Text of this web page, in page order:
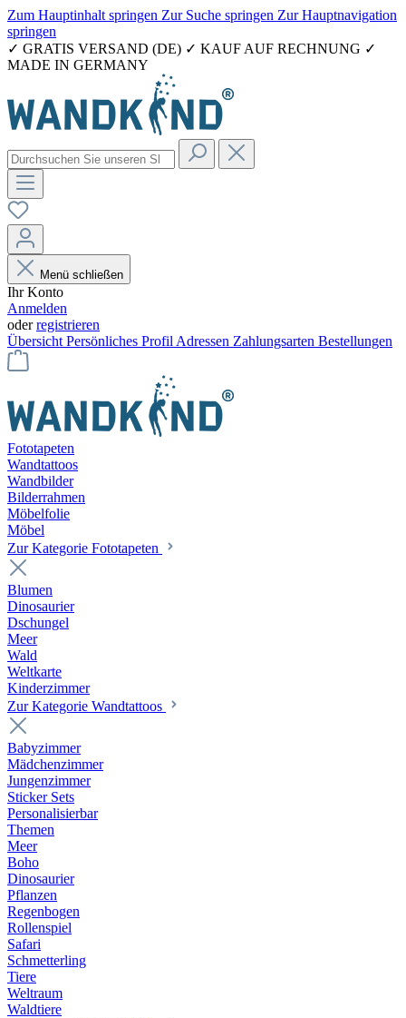
Zum Hauptinhalt springen Zur Suche springen Zur Hauptnavigation
springen
✓ GRATIS VERSAND (DE) ✓ KAUF AUF RECHNUNG ✓
MADE IN GERMANY
Menü schließen
Ihr Konto
Anmelden
oderregistrieren
Übersicht Persönliches Profil Adressen Zahlungsarten Bestellungen
Fototapeten
Wandtattoos
Wandbilder
Bilderrahmen
Möbelfolie
Möbel
Zur Kategorie Fototapeten
Blumen
Dinosaurier
Dschungel
Meer
Wald
Weltkarte
Kinderzimmer
Zur Kategorie Wandtattoos
Babyzimmer
Mädchenzimmer
Jungenzimmer
Sticker Sets
Personalisierbar
Themen
Meer
Boho
Dinosaurier
Pflanzen
Regenbogen
Rollenspiel
Safari
Schmetterling
Tiere
Weltraum
Waldtiere